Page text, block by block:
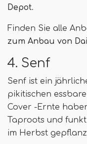
Depot.
Finden Sie alle
zum Anbau von
4. Senf
Senf ist ein
pikitischen
Cover -Ernte
Taproots und
im Herbst